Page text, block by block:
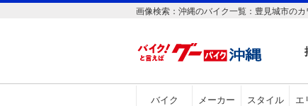
画像検索：沖縄のバイク一覧：豊見城市
バイク メーカー スタイル エ